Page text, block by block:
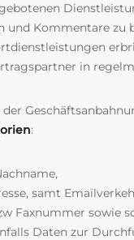
und Kommentare zu
in
der
:
samt
Faxnummer sowie
Daten zur